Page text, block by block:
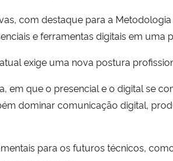
com destaque para a
e ferramentas digitais em uma
exige uma nova postura
em que o presencial e o digital se
dominar comunicação digital,
para os futuros técnicos,